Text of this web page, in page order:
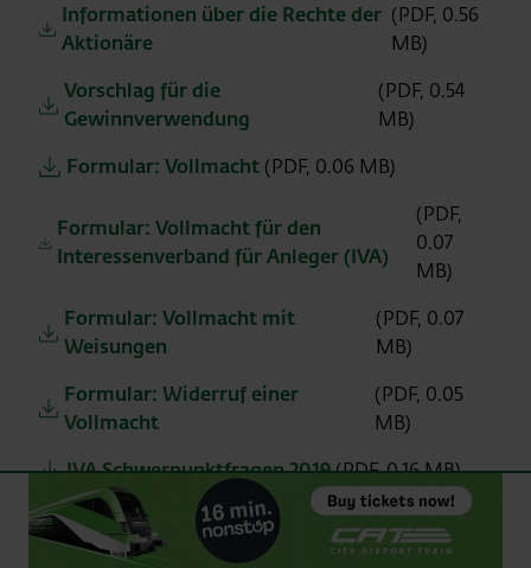
Informationen über die Rechte der
Aktionäre
(PDF, 0.56
MB)
Vorschlag für die
Gewinnverwendung
(PDF, 0.54
MB)
Formular: Vollmacht (PDF, 0.06 MB)
Formular: Vollmacht für den
Interessenverband für Anleger (IVA)
(PDF,
0.07
MB)
Formular: Vollmacht mit
Weisungen
(PDF, 0.07
MB)
Formular: Widerruf einer
Vollmacht
(PDF, 0.05
MB)
IVA Schwerpunktfragen 2019(PDF, 0.16 MB)
Dividendenbekanntmachung(PDF, 0.09 MB)